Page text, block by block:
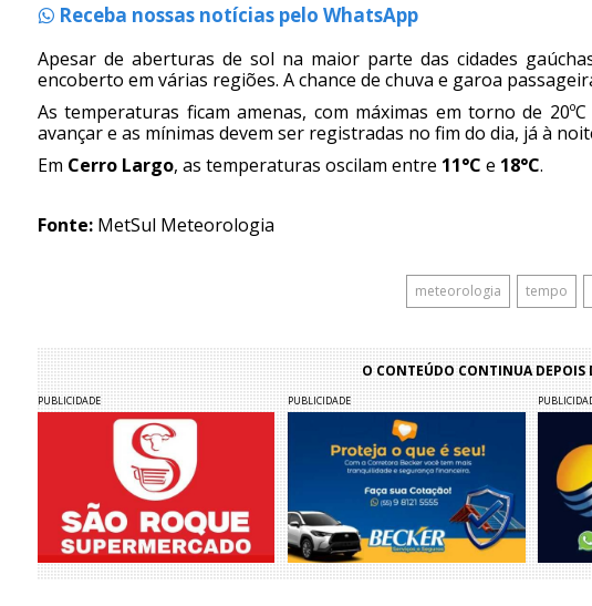
Receba nossas notícias pelo WhatsApp
Apesar de aberturas de sol na maior parte das cidades
encoberto em várias regiões. A chance de chuva e garoa
As temperaturas ficam amenas, com máximas em torno de
avançar e as mínimas devem ser registradas no fim do dia, já à
Em Cerro Largo, as temperaturas oscilam entre 11°C e 18°C.
Fonte:MetSul Meteorologia
meteorologia tempo
O CONTEÚDO CONTINUA DEPOIS
PUBLICIDADE PUBLICIDADE